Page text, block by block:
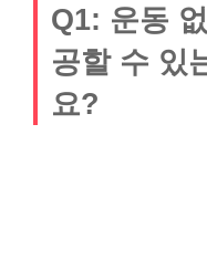
Q1: 운동
공할 수 있
요?